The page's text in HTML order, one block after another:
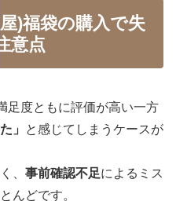
)福袋の購入で失
意点
足度ともに評価が高い一方
」
と感じてしまうケースが
、 事前確認不足によるミス
んどです。